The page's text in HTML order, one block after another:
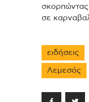
σκορπώντας
σε
ειδήσεις
Λεμεσός